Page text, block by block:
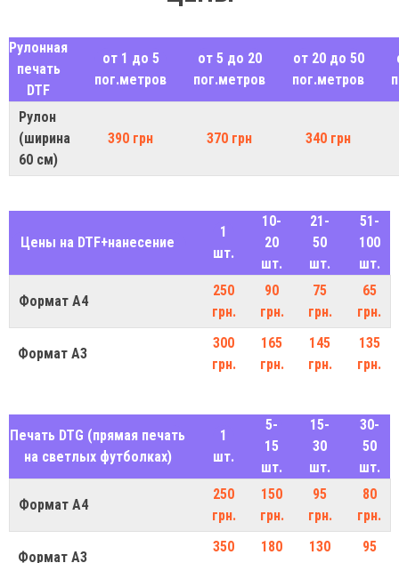
Рулонная
печать
DTF
от 1 до 5
пог.метров
от 5 до 20
пог.метров
от 20 до 50
пог.метров
Рулон
(ширина
60 см)
390 грн 370 грн 340 грн
Цены на DTF+нанесение
1
шт.
10-
20
шт.
21-
50
шт.
51-
100
шт.
Формат А4
250
грн.
90
грн.
75
грн.
65
грн.
Формат А3
300
грн.
165
грн.
145
грн.
135
грн.
Печать DTG (прямая печать
на светлых футболках)
1
шт.
5-
15
шт.
15-
30
шт.
30-
50
шт.
Формат А4
250
грн.
150
грн.
95
грн.
80
грн.
Формат А3
350
180
130
95